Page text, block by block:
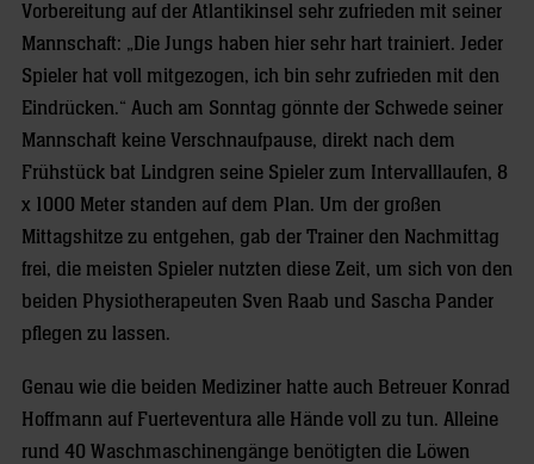
Vorbereitung auf der Atlantikinsel sehr zufrieden mit seiner
Mannschaft: „Die Jungs haben hier sehr hart trainiert. Jeder
Spieler hat voll mitgezogen, ich bin sehr zufrieden mit den
Eindrücken.“ Auch am Sonntag gönnte der Schwede seiner
Mannschaft keine Verschnaufpause, direkt nach dem
Frühstück bat Lindgren seine Spieler zum Intervalllaufen, 8
x 1000 Meter standen auf dem Plan. Um der großen
Mittagshitze zu entgehen, gab der Trainer den Nachmittag
frei, die meisten Spieler nutzten diese Zeit, um sich von den
beiden Physiotherapeuten Sven Raab und Sascha Pander
pflegen zu lassen.
Genau wie die beiden Mediziner hatte auch Betreuer Konrad
Hoffmann auf Fuerteventura alle Hände voll zu tun. Alleine
rund 40 Waschmaschinengänge benötigten die Löwen